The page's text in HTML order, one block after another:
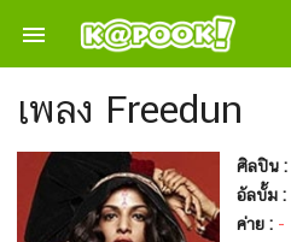

เพลง Freedun
ศิลปิน :
อัลบั้ม :
ค่าย : -